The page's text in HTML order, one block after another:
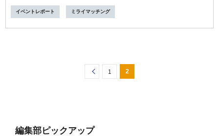
イベントレポート ミライマッチング
< 1 2
編集部ピックアップ